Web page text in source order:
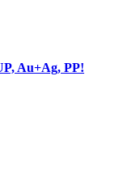
Au+Ag, PP!